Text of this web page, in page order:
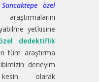
Sancaktepe özel
yetkisine
dedektiflik
tüm araştırma
deneyim
olarak